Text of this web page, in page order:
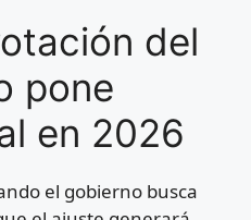
del
pone
en 2026
el gobierno busca